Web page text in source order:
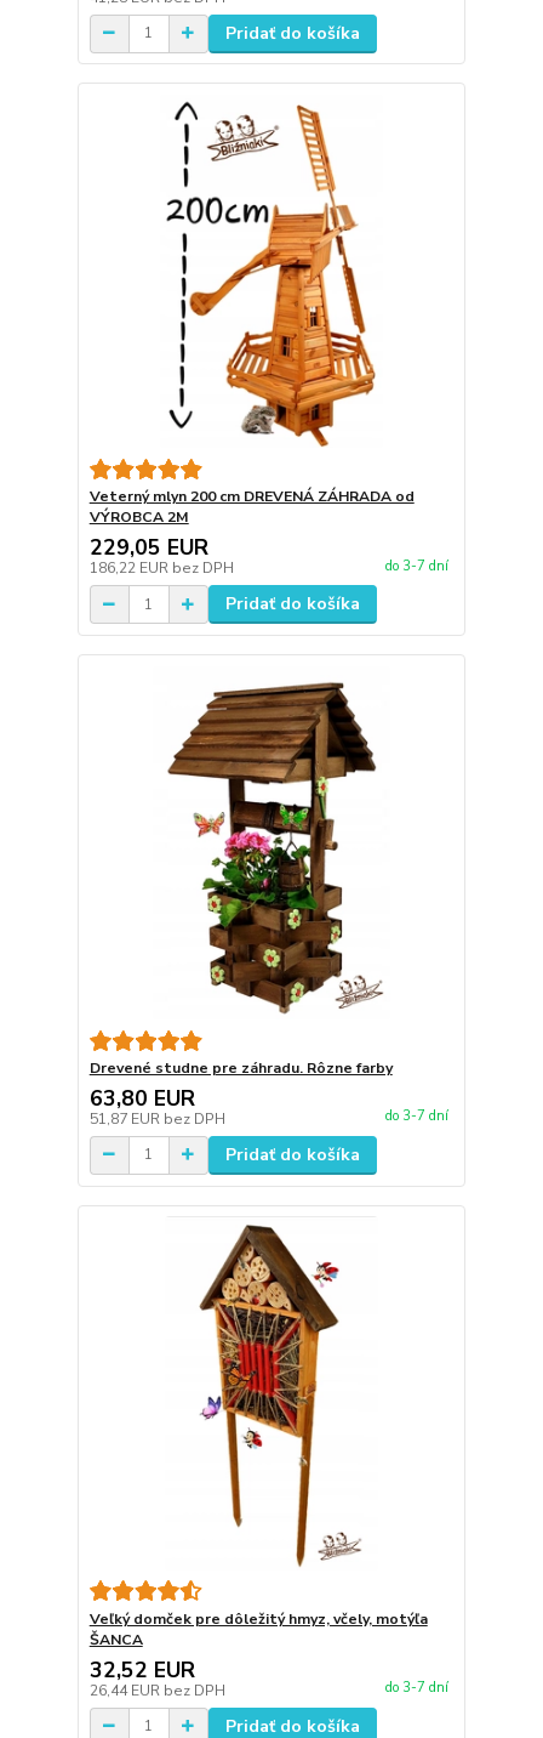
Pridať do košíka
Veterný mlyn 200 cm DREVENÁ ZÁHRADA od
VÝROBCA 2M
229,05 EUR
186,22 EUR bez DPH do 3-7 dní
Pridať do košíka
Drevené studne pre záhradu. Rôzne farby
63,80 EUR
51,87 EUR bez DPH do 3-7 dní
Pridať do košíka
Veľký domček pre dôležitý hmyz, včely, motýľa
ŠANCA
32,52 EUR
26,44 EUR bez DPH do 3-7 dní
Pridať do košíka